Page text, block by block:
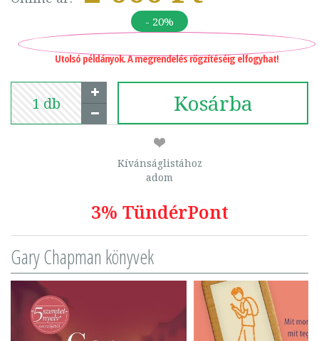
- 20%
Utolsó példányok. A megrendelés rögzítéséig elfogyhat!
Kosárba
Kívánságlistához
adom
3% TündérPont
Gary Chapman könyvek